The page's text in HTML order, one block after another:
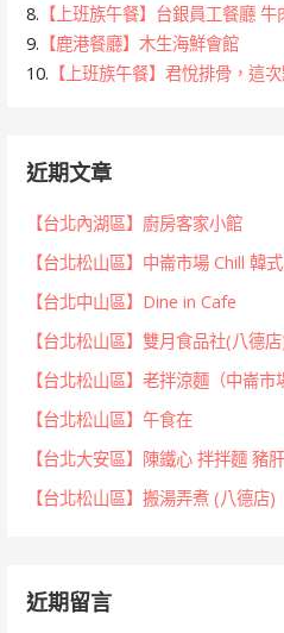
8. 【上班族午餐】台銀員工餐廳 牛
9. 【鹿港餐廳】木生海鮮會館
10. 【上班族午餐】君悅排骨，這
近期文章
【台北內湖區】廚房客家小館
【台北松山區】中崙市場 Chill 韓
【台北中山區】Dine in Cafe
【台北松山區】雙月食品社(八德
【台北松山區】老拌涼麵（中崙市
【台北松山區】午食在
【台北大安區】陳鐵心 拌拌麵 豬
【台北松山區】搬湯弄煮 (八德店)
近期留言